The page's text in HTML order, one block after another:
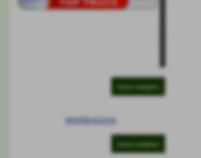
elenco completo
SONDAGGI
elenco completo